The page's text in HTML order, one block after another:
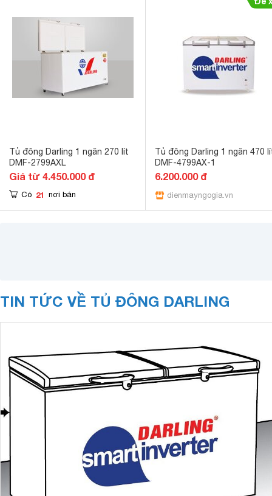
Tủ đông Darling 1 ngăn 270 lít
DMF-2799AXL
Giá từ 4.450.000 đ
Có 21 nơi bán
Tủ đông Darling 1 ngăn 470
DMF-4799AX-1
6.200.000 đ
dienmayngogia.vn
TIN TỨC VỀ TỦ ĐÔNG DARLING